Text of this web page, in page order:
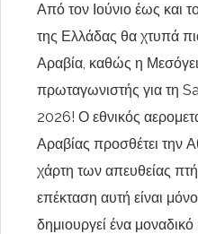
Από τον Ιούνιο έως και
της Ελλάδας θα χτυπά
Αραβία, καθώς η
πρωταγωνιστής για τη
2026! Ο εθνικός
Αραβίας προσθέτει την
χάρτη των απευθείας
επέκταση αυτή είναι
δημιουργεί ένα μοναδικό